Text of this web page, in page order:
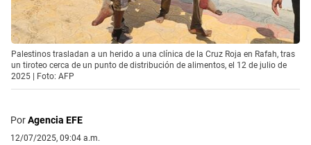
Palestinos trasladan a un herido a una clínica de la Cruz Roja en Rafah, tras
un tiroteo cerca de un punto de distribución de alimentos, el 12 de julio de
2025 | Foto: AFP
PorAgencia EFE
12/07/2025, 09:04 a.m.